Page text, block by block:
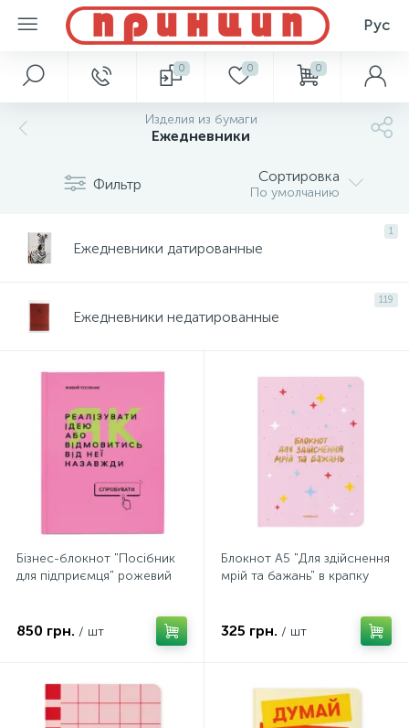
Рус
0 0 0
Изделия из бумаги
Ежедневники
Фильтр Сортировка
По умолчанию
1
Ежедневники датированные
119
Ежедневники недатированные
Бізнес-блокнот "Посібник
для підприємця" рожевий
850 грн. / шт
Блокнот А5 "Для здійснення
мрій та бажань" в крапку
325 грн. / шт